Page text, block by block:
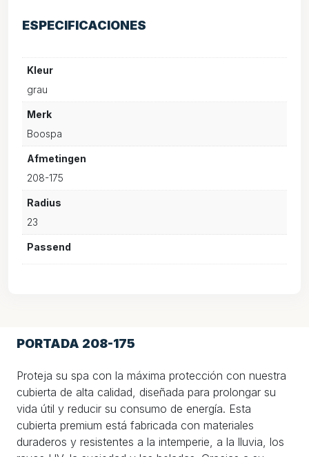
ESPECIFICACIONES
Kleur
grau
Merk
Boospa
Afmetingen
208-175
Radius
23
Passend
PORTADA 208-175
Proteja su spa con la máxima protección con nuestra
cubierta de alta calidad, diseñada para prolongar su
vida útil y reducir su consumo de energía. Esta
cubierta premium está fabricada con materiales
duraderos y resistentes a la intemperie, a la lluvia, los